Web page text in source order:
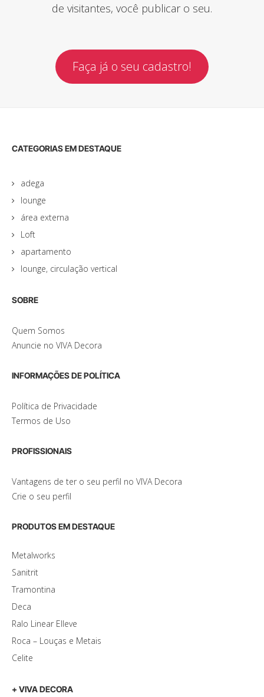
de visitantes, você publicar o seu.
Faça já o seu cadastro!
CATEGORIAS EM DESTAQUE
adega
lounge
área externa
Loft
apartamento
lounge, circulação vertical
SOBRE
Quem Somos
Anuncie no VIVA Decora
INFORMAÇÕES DE POLÍTICA
Política de Privacidade
Termos de Uso
PROFISSIONAIS
Vantagens de ter o seu perfil no VIVA Decora
Crie o seu perfil
PRODUTOS EM DESTAQUE
Metalworks
Sanitrit
Tramontina
Deca
Ralo Linear Elleve
Roca – Louças e Metais
Celite
+ VIVA DECORA